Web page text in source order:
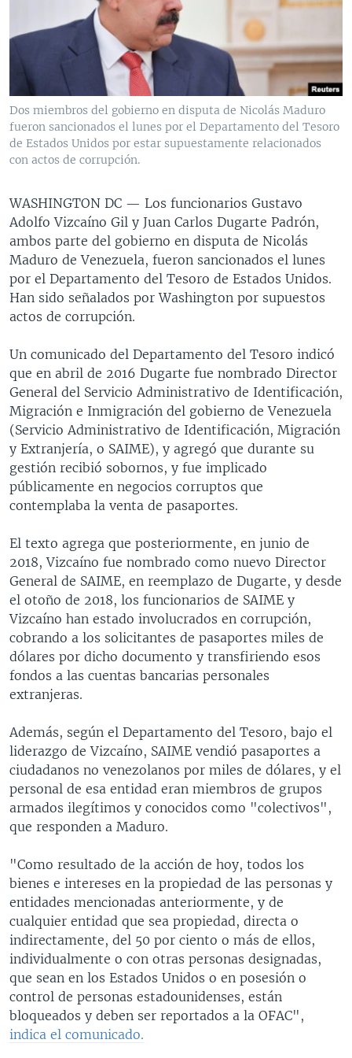
VENEZUELA
NICARAGUA
ENTRETENIMIENTO Y CULTURA
TECNOLOGÍA
DEPORTES
CIENCIA Y SALUD
FOTOGRAFÍA
AUDIOS
PROGRAMAS TV
EL MUNDO AL DÍA
FORO INTERAMERICANO
VISIÓN 360
LAS CLAVES
RADIO
AVANCE INFORMATIVO
AUDIONOTICIAS
BUENOS DÍAS AMÉRICA
EL MUNDO AL DÍA [RADIO]
FORO [RADIO]
DEPORTIVO INTERNACIONAL
NOTA ECONÓMICA
ENTRETENIMIENTO
DIRECT
DOCUMENTALES DE LA VOA
SÍGANOS
Idiomas
Dos miembros del gobierno en disputa de Nicolás Maduro
fueron sancionados el lunes por el Departamento del Tesoro
de Estados Unidos por estar supuestamente relacionados
con actos de corrupción.
WASHINGTON DC — Los funcionarios Gustavo
Adolfo Vizcaíno Gil y Juan Carlos Dugarte Padrón,
ambos parte del gobierno en disputa de Nicolás
Maduro de Venezuela, fueron sancionados el lunes
por el Departamento del Tesoro de Estados Unidos.
Han sido señalados por Washington por supuestos
actos de corrupción.
Un comunicado del Departamento del Tesoro indicó
que en abril de 2016 Dugarte fue nombrado Director
General del Servicio Administrativo de Identificación,
Migración e Inmigración del gobierno de Venezuela
(Servicio Administrativo de Identificación, Migración
y Extranjería, o SAIME), y agregó que durante su
gestión recibió sobornos, y fue implicado
públicamente en negocios corruptos que
contemplaba la venta de pasaportes.
El texto agrega que posteriormente, en junio de
2018, Vizcaíno fue nombrado como nuevo Director
General de SAIME, en reemplazo de Dugarte, y desde
el otoño de 2018, los funcionarios de SAIME y
Vizcaíno han estado involucrados en corrupción,
cobrando a los solicitantes de pasaportes miles de
dólares por dicho documento y transfiriendo esos
fondos a las cuentas bancarias personales
extranjeras.
Además, según el Departamento del Tesoro, bajo el
liderazgo de Vizcaíno, SAIME vendió pasaportes a
ciudadanos no venezolanos por miles de dólares, y el
personal de esa entidad eran miembros de grupos
armados ilegítimos y conocidos como "colectivos",
que responden a Maduro.
"Como resultado de la acción de hoy, todos los
bienes e intereses en la propiedad de las personas y
entidades mencionadas anteriormente, y de
cualquier entidad que sea propiedad, directa o
indirectamente, del 50 por ciento o más de ellos,
individualmente o con otras personas designadas,
que sean en los Estados Unidos o en posesión o
control de personas estadounidenses, están
bloqueados y deben ser reportados a la OFAC",
indica el comunicado.